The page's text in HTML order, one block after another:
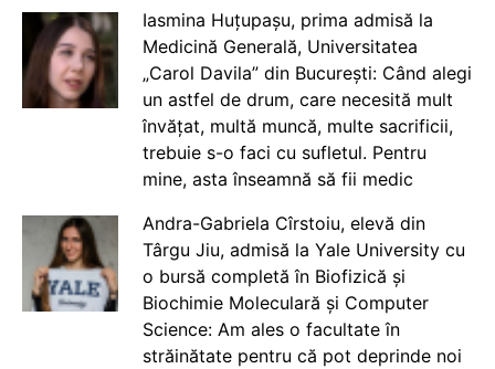
Iasmina Huțupașu, prima admisă la
Medicină Generală, Universitatea
„Carol Davila” din București: Când alegi
un astfel de drum, care necesită mult
învățat, multă muncă, multe sacrificii,
trebuie s-o faci cu sufletul. Pentru
mine, asta înseamnă să fii medic
Andra-Gabriela Cîrstoiu, elevă din
Târgu Jiu, admisă la Yale University cu
o bursă completă în Biofizică și
Biochimie Moleculară și Computer
Science: Am ales o facultate în
străinătate pentru că pot deprinde noi